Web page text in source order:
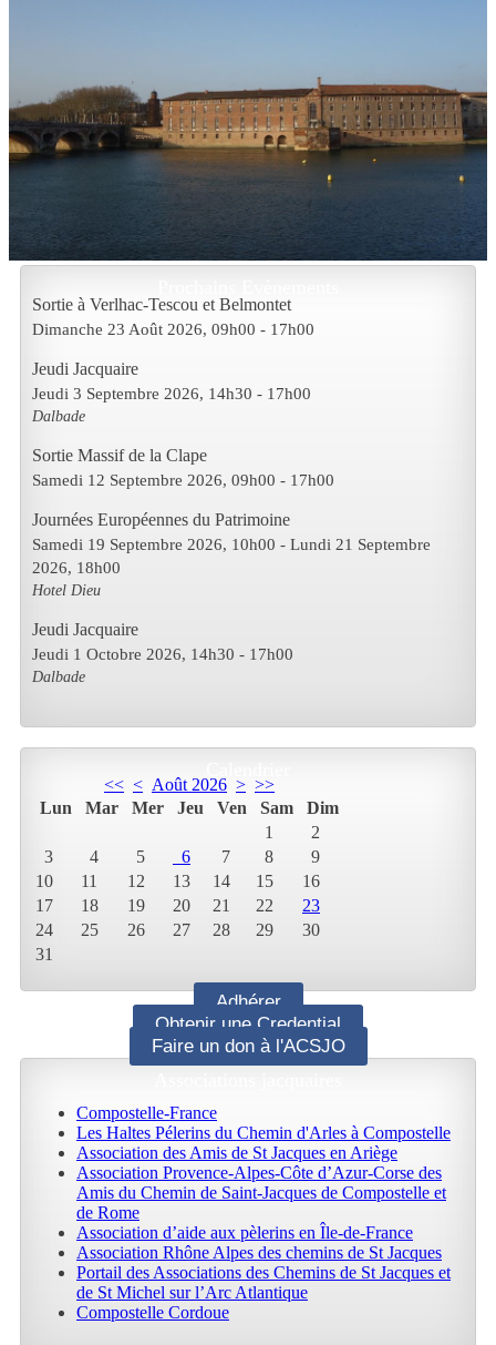
Sortie à Verlhac-Tescou et Belmontet
Dimanche 23 Août 2026, 09h00 - 17h00
Jeudi Jacquaire
Jeudi 3 Septembre 2026, 14h30 - 17h00
Dalbade
Sortie Massif de la Clape
Samedi 12 Septembre 2026, 09h00 - 17h00
Journées Européennes du Patrimoine
Samedi 19 Septembre 2026, 10h00 - Lundi 21 Septembre
2026, 18h00
Hotel Dieu
Jeudi Jacquaire
Jeudi 1 Octobre 2026, 14h30 - 17h00
Dalbade
<< < Août 2026 > >>
Lun
Mar Mer Jeu Ven Sam
Dim
1
2
3
4 5 6 7 8
9
10
11 12 13 14 15
16
17
18 19 20 21 22
23
24
25 26 27 28 29
30
31
Adhérer
Obtenir une Credential
Faire un don à l'ACSJO
Compostelle-France
Les Haltes Pélerins du Chemin d'Arles à Compostelle
Association des Amis de St Jacques en Ariège
Association Provence-Alpes-Côte d’Azur-Corse des
Amis du Chemin de Saint-Jacques de Compostelle et
de Rome
Association d’aide aux pèlerins en Île-de-France
Association Rhône Alpes des chemins de St Jacques
Portail des Associations des Chemins de St Jacques et
de St Michel sur l’Arc Atlantique
Compostelle Cordoue